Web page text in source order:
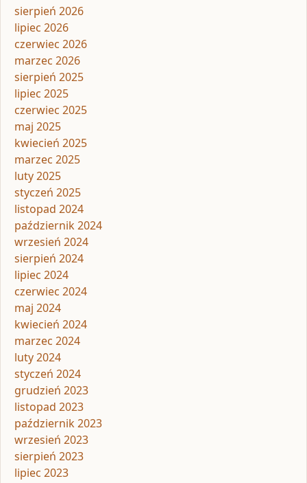
sierpień 2026
lipiec 2026
czerwiec 2026
marzec 2026
sierpień 2025
lipiec 2025
czerwiec 2025
maj 2025
kwiecień 2025
marzec 2025
luty 2025
styczeń 2025
listopad 2024
październik 2024
wrzesień 2024
sierpień 2024
lipiec 2024
czerwiec 2024
maj 2024
kwiecień 2024
marzec 2024
luty 2024
styczeń 2024
grudzień 2023
listopad 2023
październik 2023
wrzesień 2023
sierpień 2023
lipiec 2023